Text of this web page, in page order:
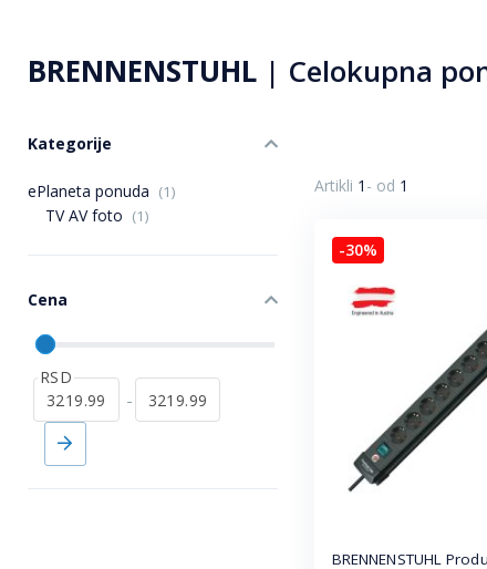
BRENNENSTUHL | Celokupna
Artikli 1 - od 1
-30%
BRENNENSTUHL
Kategorije
ePlaneta ponuda (1)
TV AV foto (1)
Cena
RSD
-